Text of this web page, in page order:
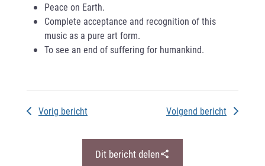
Peace on Earth.
Complete acceptance and recognition of this
music as a pure art form.
To see an end of suffering for humankind.
Vorig bericht Volgend bericht
Dit bericht delen